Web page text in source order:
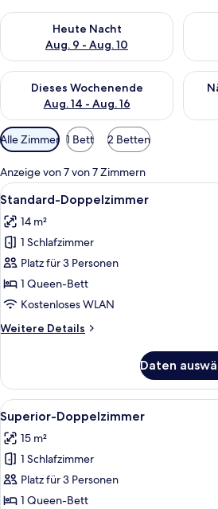
Heute Nacht
Aug. 9 - Aug. 10
Überprüfe die Verfügbarkeit für
Dieses Wochenende
Aug. 14 - Aug. 16
Überprüfe die Verfügbarkeit für
Verfügbare
Filter
für
Zimmer
Alle Zimmer 1 Bett 2 Betten
Anzeige von 7 von 7 Zimmern
Alle
Fotos
für
Standard-
Doppelzimmer
anzeigen
6
Standard-Doppelzimmer
14 m²
1 Schlafzimmer
Platz für 3 Personen
1 Queen-Bett
Kostenloses WLAN
Weitere Details
Weitere
Doppelzimmer
Daten
Alle
Fotos
für
Superior-
Doppelzimmer
anzeigen
Ein
5
Superior-Doppelzimmer
15 m²
1 Schlafzimmer
Platz für 3 Personen
1 Queen-Bett